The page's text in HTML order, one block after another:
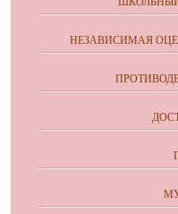
НЕЗАВИСИМАЯ